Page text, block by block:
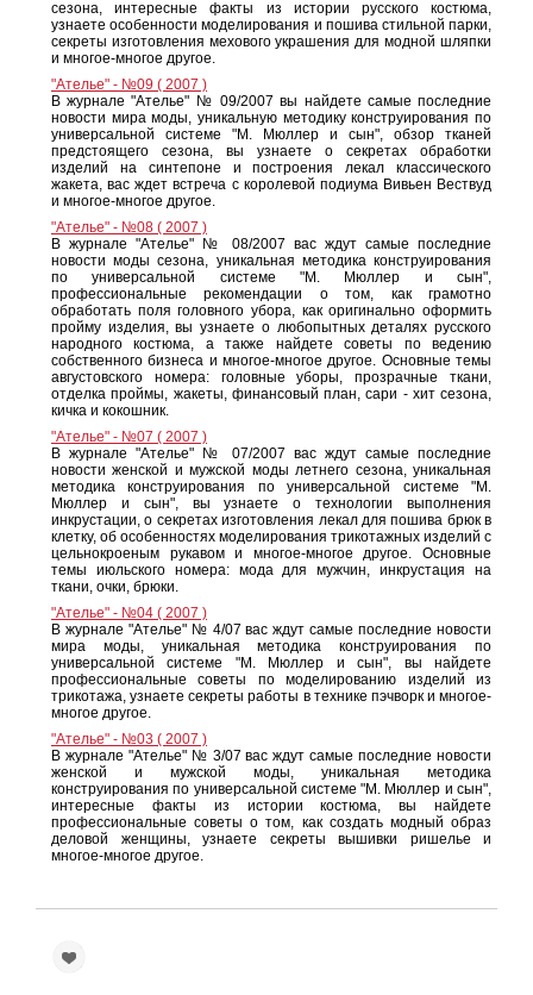
сезона, интересные факты из истории русского костюма,
узнаете особенности моделирования и пошива стильной парки,
секреты изготовления мехового украшения для модной шляпки
и многое-многое другое.
"Ателье" - №09 ( 2007 )
В журнале "Ателье" № 09/2007 вы найдете самые последние
новости мира моды, уникальную методику конструирования по
универсальной системе "М. Мюллер и сын", обзор тканей
предстоящего сезона, вы узнаете о секретах обработки
изделий на синтепоне и построения лекал классического
жакета, вас ждет встреча с королевой подиума Вивьен Вествуд
и многое-многое другое.
"Ателье" - №08 ( 2007 )
В журнале "Ателье" № 08/2007 вас ждут самые последние
новости моды сезона, уникальная методика конструирования
по универсальной системе "М. Мюллер и сын",
профессиональные рекомендации о том, как грамотно
обработать поля головного убора, как оригинально оформить
пройму изделия, вы узнаете о любопытных деталях русского
народного костюма, а также найдете советы по ведению
собственного бизнеса и многое-многое другое. Основные темы
августовского номера: головные уборы, прозрачные ткани,
отделка проймы, жакеты, финансовый план, сари - хит сезона,
кичка и кокошник.
"Ателье" - №07 ( 2007 )
В журнале "Ателье" № 07/2007 вас ждут самые последние
новости женской и мужской моды летнего сезона, уникальная
методика конструирования по универсальной системе "М.
Мюллер и сын", вы узнаете о технологии выполнения
инкрустации, о секретах изготовления лекал для пошива брюк в
клетку, об особенностях моделирования трикотажных изделий с
цельнокроеным рукавом и многое-многое другое. Основные
темы июльского номера: мода для мужчин, инкрустация на
ткани, очки, брюки.
"Ателье" - №04 ( 2007 )
В журнале "Ателье" № 4/07 вас ждут самые последние новости
мира моды, уникальная методика конструирования по
универсальной системе "М. Мюллер и сын", вы найдете
профессиональные советы по моделированию изделий из
трикотажа, узнаете секреты работы в технике пэчворк и многое-
многое другое.
"Ателье" - №03 ( 2007 )
В журнале "Ателье" № 3/07 вас ждут самые последние новости
женской и мужской моды, уникальная методика
конструирования по универсальной системе "М. Мюллер и сын",
интересные факты из истории костюма, вы найдете
профессиональные советы о том, как создать модный образ
деловой женщины, узнаете секреты вышивки ришелье и
многое-многое другое.